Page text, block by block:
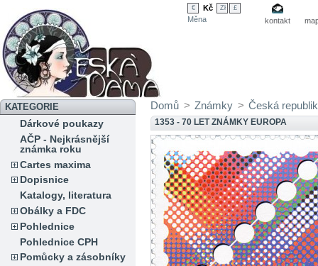
€ Kč Zł £
Měna kontakt
KATEGORIE
Dárkové poukazy
AČP - Nejkrásnější
známka roku
Cartes maxima
Dopisnice
Katalogy, literatura
Obálky a FDC
Pohlednice
Pohlednice CPH
Pomůcky a zásobníky
Domů > Známky > Česká
1353 - 70 LET ZNÁMKY EUROPA